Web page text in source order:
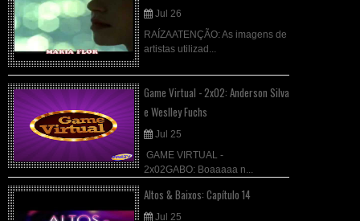
Jul 26
RAÍZAATENÇÃO: As imagens de
artistas utilizad...
Game Virtual - 2x02: Anderson Silva
e Weslley Fuchs
Jul 25
GAME VIRTUAL -
2x02GABO: Boaaaaa n...
Altos & Baixos: Capítulo 14
Jul 25